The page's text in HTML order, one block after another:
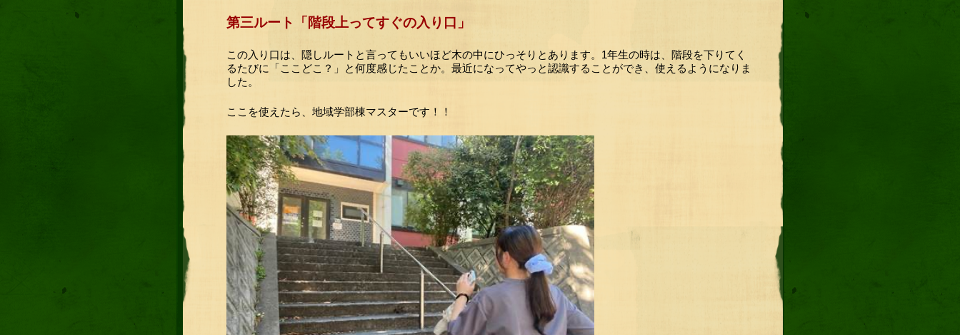
第三ルート「階段上ってすぐの入り口」
この入り口は、隠しルートと言ってもいいほど木の中にひっそりとあります。1年生の時は、階段を下りてく
るたびに「ここどこ？」と何度感じたことか。最近になってやっと認識することができ、使えるようになりま
した。
ここを使えたら、地域学部棟マスターです！！